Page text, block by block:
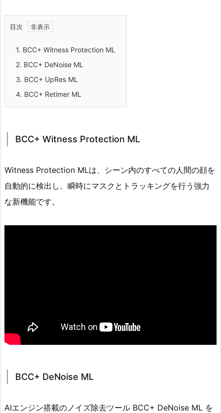
目次
1. BCC+ Witness Protection ML
2. BCC+ DeNoise ML
3. BCC+ UpRes ML
4. BCC+ Retimer ML
BCC+ Witness Protection ML
Witness Protection MLは、シーン内のすべての人間の顔を
自動的に検出し、瞬時にマスクとトラッキングを行う強力
な新機能です。
BCC+ DeNoise ML
AIエンジン搭載のノイズ除去ツール BCC+ DeNoise ML を